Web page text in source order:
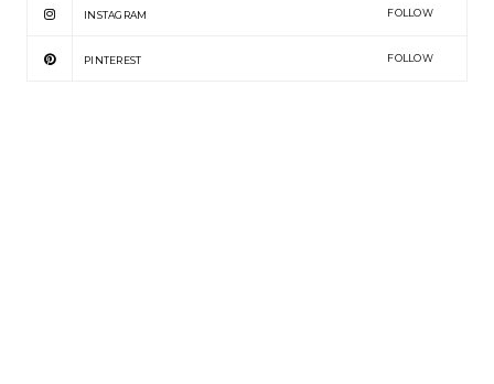
INSTAGRAM FOLLOW
PINTEREST FOLLOW